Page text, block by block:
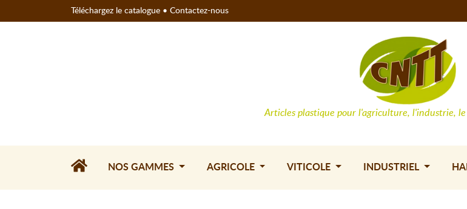
Téléchargez le catalogue • Contactez-nous
Articles plastique pour l'agriculture, l'industrie,
NOS GAMMES AGRICOLE VITICOLE INDUSTRIEL